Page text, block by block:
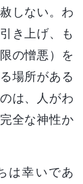
しない。わ
き上げ、も
の憎悪）を
場所がある
は、人がわ
全な神性か
は幸いであ